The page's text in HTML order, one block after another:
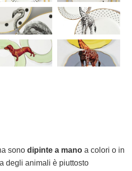
sono dipinte a mano a colori o in
degli animali è piuttosto